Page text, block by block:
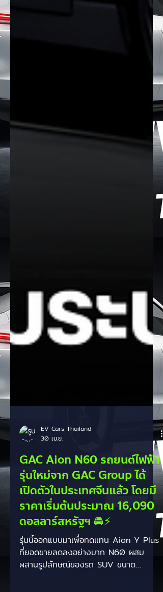
EV Cars Thailand
30 เม.ย.
GAC Aion N60 รถยนต์ไฟฟ้า
รุ่นใหม่จาก GAC Group ได้
เปิดตัวในประเทศจีนแล้ว โดยมี
ราคาเริ่มต้นประมาณ 16,090